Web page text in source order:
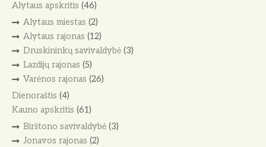
Alytaus apskritis (46)
Alytaus miestas (2)
Alytaus rajonas (12)
Druskininkų savivaldybė(3)
Lazdijų rajonas (5)
Varėnos rajonas (26)
Dienoraštis (4)
Kauno apskritis (61)
Birštono savivaldybė(3)
Jonavos rajonas (2)